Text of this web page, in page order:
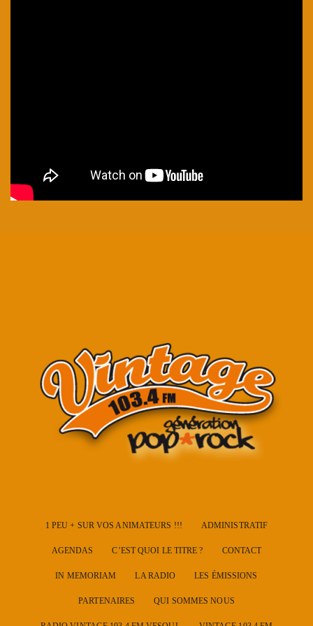
1 PEU + SUR VOS ANIMATEURS !!! ADMINISTRATIF
AGENDAS C’EST QUOI LE TITRE ? CONTACT
IN MEMORIAM LA RADIO LES ÉMISSIONS
PARTENAIRES QUI SOMMES NOUS